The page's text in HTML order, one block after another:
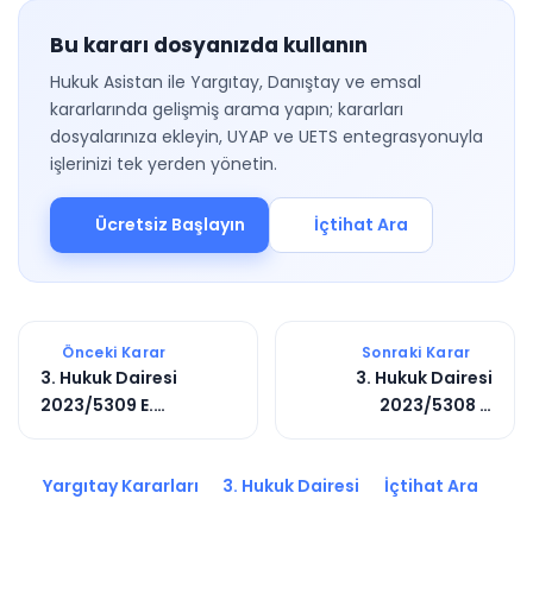
Bu kararı dosyanızda kullanın
Hukuk Asistan ile Yargıtay, Danıştay ve emsal
kararlarında gelişmiş arama yapın; kararları
dosyalarınıza ekleyin, UYAP ve UETS entegrasyonuyla
işlerinizi tek yerden yönetin.
Ücretsiz Başlayın İçtihat Ara
Önceki Karar
3. Hukuk Dairesi
2023/5309 E.
Sonraki Karar
3. Hukuk Dairesi
2023/5308 E.
Yargıtay Kararları 3. Hukuk Dairesi İçtihat Ara